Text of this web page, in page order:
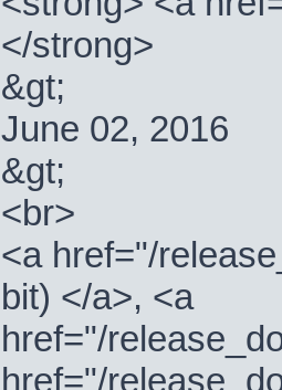
</strong>
&gt;
June 02, 2016
&gt;
<br>
<a href="/
bit) </a>, <a
href="/
href="/